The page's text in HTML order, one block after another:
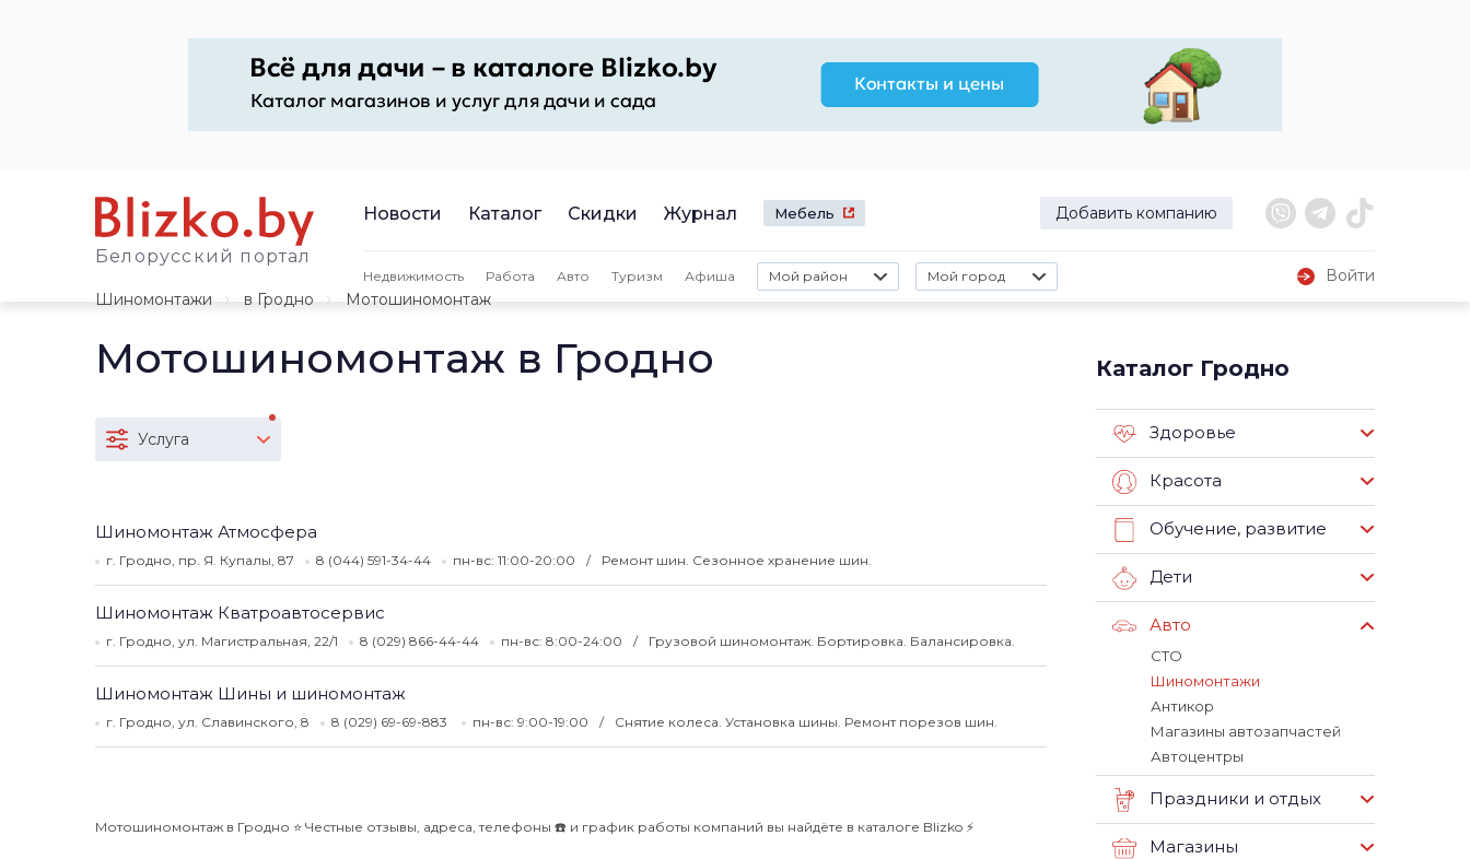
Белорусский портал
Новости Каталог Скидки Журнал Мебель Добавить компанию
Недвижимость Работа Авто Туризм Афиша Мой район Мой город
Войти
Шиномонтажи
в Гродно Мотошиномонтаж
Мотошиномонтаж в Гродно
Услуга
Шиномонтаж Атмосфера
г. Гродно, пр. Я. Купалы, 87 8 (044) 591-34-44 пн-вс: 11:00-20:00 Ремонт шин. Сезонное хранение шин.
Шиномонтаж Кватроавтосервис
г. Гродно, ул. Магистральная, 22/1 8 (029) 866-44-44 пн-вс: 8:00-24:00 Грузовой шиномонтаж. Бортировка. Балансировка.
Шиномонтаж Шины и шиномонтаж
г. Гродно, ул. Славинского, 8 8 (029) 69-69-883 пн-вс: 9:00-19:00 Снятие колеса. Установка шины. Ремонт порезов шин.
Мотошиномонтаж в Гродно ⭐️ Честные отзывы, адреса, телефоны ☎️ и график работы компаний вы найдёте в каталоге Blizko ⚡️
Каталог Гродно
Здоровье
Красота
Обучение, развитие
Дети
Авто
СТО
Шиномонтажи
Антикор
Магазины автозапчастей
Автоцентры
Праздники и отдых
Магазины